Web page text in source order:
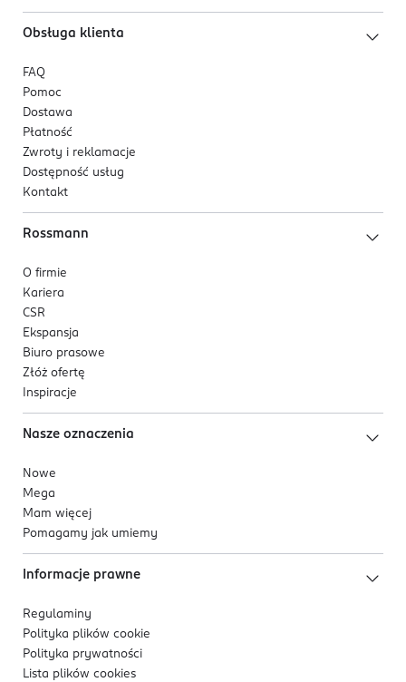
Obsługa klienta
FAQ
Pomoc
Dostawa
Płatność
Zwroty i reklamacje
Dostępność usług
Kontakt
Rossmann
O firmie
Kariera
CSR
Ekspansja
Biuro prasowe
Złóż ofertę
Inspiracje
Nasze oznaczenia
Nowe
Mega
Mam więcej
Pomagamy jak umiemy
Informacje prawne
Regulaminy
Polityka plików cookie
Polityka prywatności
Lista plików cookies